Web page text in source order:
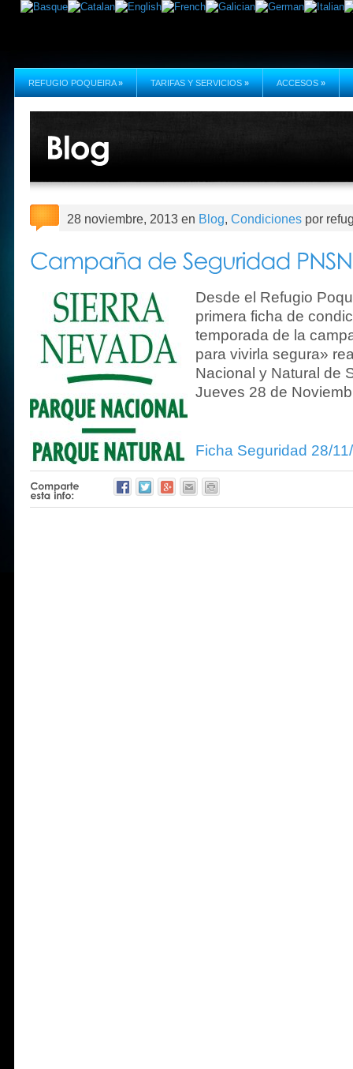
REFUGIO POQUEIRA » TARIFAS Y SERVICIOS » ACCESOS »
28 noviembre, 2013 en Blog, Condiciones por
Desde el Refugio
primera ficha de
temporada de la
para vivirla segura»
Nacional y Natural de
Jueves 28 de
Ficha Seguridad 28/